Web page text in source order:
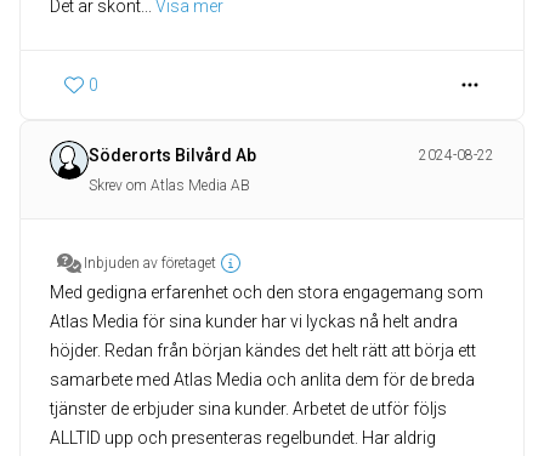
Det är skönt Visa mer
0
Söderorts Bilvård Ab
2024-08-22
Skrev om Atlas Media AB
Inbjuden av företaget
Med gedigna erfarenhet och den stora engagemang som
Atlas Media för sina kunder har vi lyckas nå helt andra
höjder. Redan från början kändes det helt rätt att börja ett
samarbete med Atlas Media och anlita dem för de breda
tjänster de erbjuder sina kunder. Arbetet de utför följs
ALLTID upp och presenteras regelbundet. Har aldrig